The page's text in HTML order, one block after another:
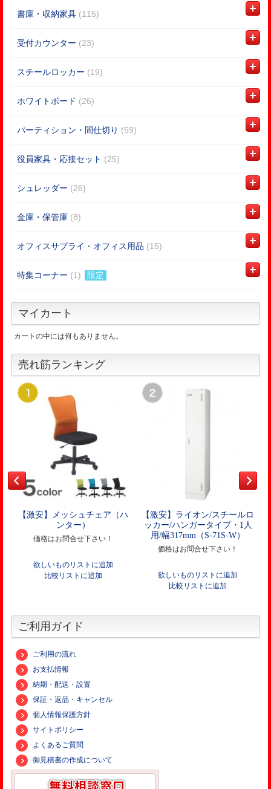
書庫・収納家具 (115)
受付カウンター (23)
スチールロッカー (19)
ホワイトボード (26)
パーティション・間仕切り (59)
役員家具・応接セット (25)
シュレッダー (26)
金庫・保管庫 (8)
オフィスサプライ・オフィス用品 (15)
特集コーナー (1) 限定
マイカート
カートの中には何もありません。
売れ筋ランキング
【激安】メッシュチェア（ハ
ンター）
価格はお問合せ下さい！
欲しいものリストに追加
比較リストに追加
【激安】ライオン/スチールロ
ッカー/ハンガータイプ・1人
用/幅317mm（S-71S-W）
価格はお問合せ下さい！
欲しいものリストに追加
比較リストに追加
ご利用ガイド
ご利用の流れ
お支払情報
納期・配送・設置
保証・返品・キャンセル
個人情報保護方針
サイトポリシー
よくあるご質問
御見積書の作成について